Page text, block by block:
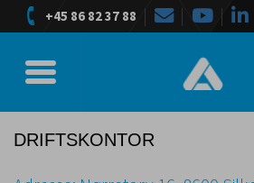
+45 86 82 37 88
Toggle navigation
DRIFTSKONTOR